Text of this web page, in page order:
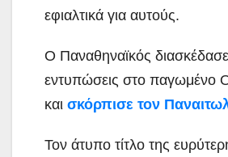
εφιαλτικά για αυτούς.
Ο Παναθηναϊκός διασκέδασε
εντυπώσεις στο παγωμένο
και σκόρπισε τον
Τον άτυπο τίτλο της